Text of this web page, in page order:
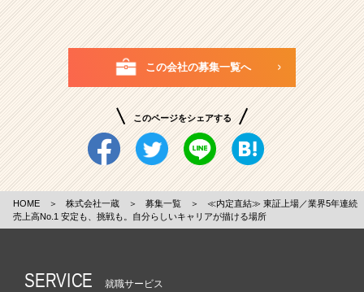
この会社の募集一覧へ
このページをシェアする
HOME ＞ 株式会社一蔵 ＞ 募集一覧 ＞
≪内定直結≫ 東証上場／業界5年連続
売上高No.1 安定も、挑戦も。自分らしいキャリアが描ける場所
SERVICE 就職サービス